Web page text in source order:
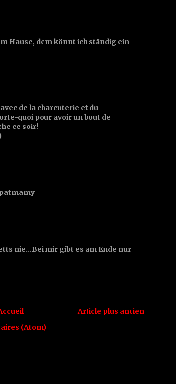
Hause, dem könnt ich ständig ein
de la charcuterie et du
quoi pour avoir un bout de
ce soir!
nie...Bei mir gibt es am Ende nur
Article plus ancien
(Atom)